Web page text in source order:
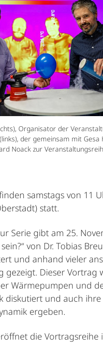
Organisator der
der gemeinsam mit Gesa
Noack zur
samstags von 11
statt.
Serie gibt am 25.
von Dr. Tobias
und anhand vieler
gezeigt. Dieser Vortrag
Wärmepumpen und
diskutiert und auch
ergeben.
die